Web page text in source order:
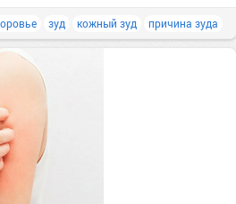
зуд кожный зуд причина зуда